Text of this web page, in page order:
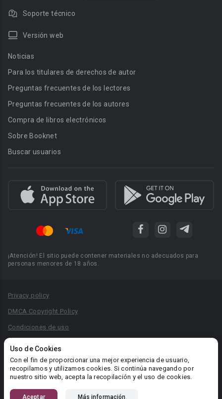
Uso de Cookies
Con el fin de proporcionar una mejor experiencia de usuario,
recopilamos y utilizamos cookies. Si continúa navegando por
nuestro sitio web, acepta la recopilación y el uso de cookies.
Aceptar Más información
Soporte técnico
Versión web
Noticias
Para los titulares de derechos de autor
Preguntas frecuentes de los lectores
Preguntas frecuentes de los autores
Compra de libros electrónicos
Sobre Booknet
Buscar usuarios
¡Atención! El sitio puede contener materiales no adecuados para
personas menores de 18 años.
Privacy policy
DMCA Copyright Policy
Condiciones de uso
Reglas para la publicación de libros
Área RR.PP.: pr@booknet.com